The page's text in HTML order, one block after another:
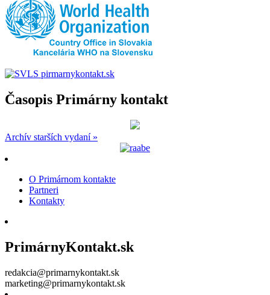
Časopis Primárny kontakt
Archív starších vydaní »
O Primárnom kontakte
Partneri
Kontakty
PrimárnyKontakt.sk
redakcia@primarnykontakt.sk
marketing@primarnykontakt.sk